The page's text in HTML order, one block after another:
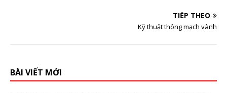
TIẾP THEO
Kỹ thuật thông mạch vành
BÀI VIẾT MỚI